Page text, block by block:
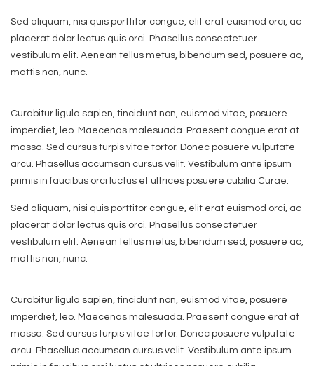
Sed aliquam, nisi quis porttitor congue, elit erat euismod orci, ac
placerat dolor lectus quis orci. Phasellus consectetuer
vestibulum elit. Aenean tellus metus, bibendum sed, posuere ac,
mattis non, nunc.
Curabitur ligula sapien, tincidunt non, euismod vitae, posuere
imperdiet, leo. Maecenas malesuada. Praesent congue erat at
massa. Sed cursus turpis vitae tortor. Donec posuere vulputate
arcu. Phasellus accumsan cursus velit. Vestibulum ante ipsum
primis in faucibus orci luctus et ultrices posuere cubilia Curae.
Sed aliquam, nisi quis porttitor congue, elit erat euismod orci, ac
placerat dolor lectus quis orci. Phasellus consectetuer
vestibulum elit. Aenean tellus metus, bibendum sed, posuere ac,
mattis non, nunc.
Curabitur ligula sapien, tincidunt non, euismod vitae, posuere
imperdiet, leo. Maecenas malesuada. Praesent congue erat at
massa. Sed cursus turpis vitae tortor. Donec posuere vulputate
arcu. Phasellus accumsan cursus velit. Vestibulum ante ipsum